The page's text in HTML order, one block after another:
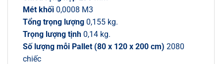
Mét khối 0,0008 M3
Tổng trọng lượng 0,155 kg.
Trọng lượng tịnh 0,14 kg.
Số lượng mỗi Pallet (80 x 120 x 200 cm) 2080
chiếc